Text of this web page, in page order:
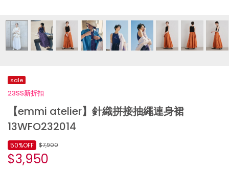
sale
23SS新折扣
【emmi atelier】針織拼接抽繩連身裙
13WFO232014
$7,900
$3,950
50%OFF